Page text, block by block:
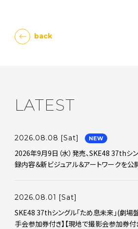
back
LATEST
2026.08.08 [Sat] NEW
2026年9月9日（水）発売、SKE48 37thシ
録内容＆新ビジュアル＆アートワークを公
2026.08.01 [Sat]
SKE48 37thシングル｢ため息未来｣(劇場
手会参加券付き】【現地で撮影会参加券付